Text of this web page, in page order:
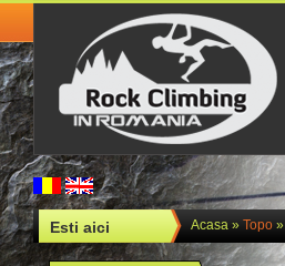
Esti aici Acasa» Topo»